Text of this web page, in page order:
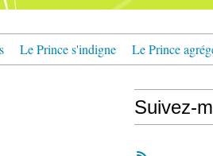
Le Prince s'indigne Le Prince
Suivez-